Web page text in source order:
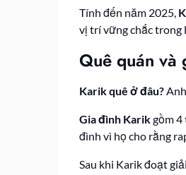
Tính đến năm 2025,
vị trí vững chắc trong
Quê quán
Karik quê ở đâu?
Gia đình Karikgồm 4
đình vì họ cho rằng
Sau khi Karik đoạt